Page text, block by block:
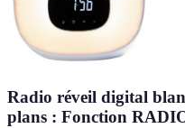
Radio réveil digital
plans : Fonction